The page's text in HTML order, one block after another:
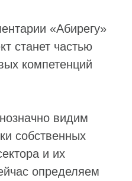
«Абирегу»
станет частью
компетенций
видим
собственных
и их
определяем